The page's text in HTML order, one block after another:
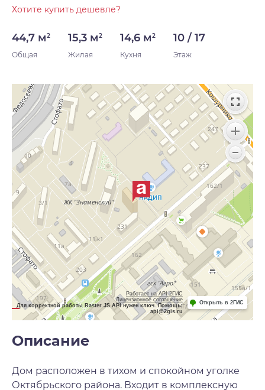
Хотите купить дешевле?
44,7 м2
Общая
15,3 м2
Жилая
14,6 м2
Кухня
10 / 17
Этаж
Работает на API 2ГИС
Лицензионное соглашение
Для корректной работы Raster JS API нужен ключ. Помощь:
api@2gis.ru
Открыть в 2ГИС
Описание
Дом расположен в тихом и спокойном уголке
Октябрьского района. Входит в комплексную